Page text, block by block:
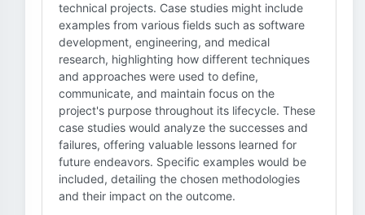
technical projects. Case studies might include
examples from various fields such as software
development, engineering, and medical
research, highlighting how different techniques
and approaches were used to define,
communicate, and maintain focus on the
project's purpose throughout its lifecycle. These
case studies would analyze the successes and
failures, offering valuable lessons learned for
future endeavors. Specific examples would be
included, detailing the chosen methodologies
and their impact on the outcome.